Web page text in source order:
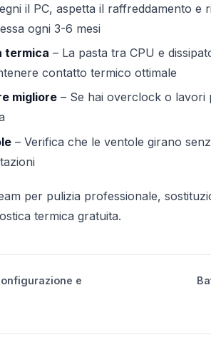
il PC, aspetta il raffreddamento e
ogni 3-6 mesi
termica – La pasta tra CPU e
contatto termico ottimale
migliore – Se hai overclock o lavori
– Verifica che le ventole girano
per pulizia professionale,
termica gratuita.
e